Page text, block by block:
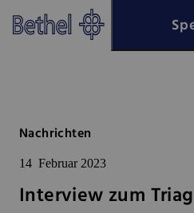
Zum Hauptinhalt springen
Zur Fußzeile springen
Nachrichten
14 Februar 2023
Interview zum